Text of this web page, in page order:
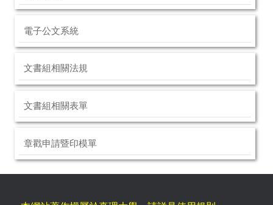
電子公文系統
文書組相關法規
文書組相關表單
章戳申請暨印模單